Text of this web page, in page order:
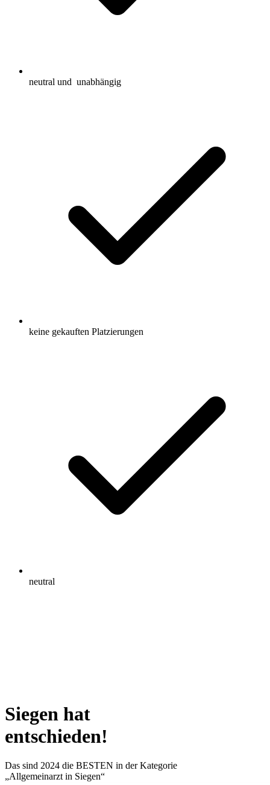
neutral und unabhängig
keine gekauften Platzierungen
neutral
Siegen hat
entschieden!
Das sind 2024 die BESTEN in der Kategorie
„Allgemeinarzt in Siegen“